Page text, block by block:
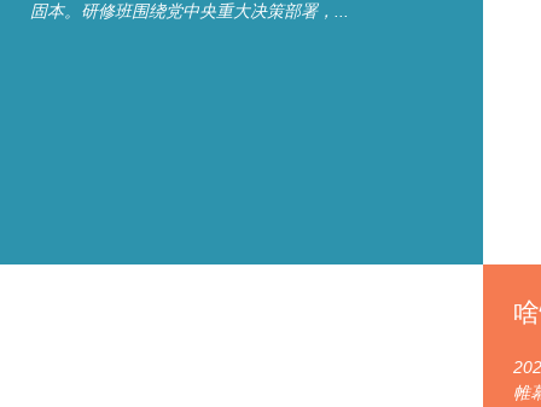
固本。研修班围绕党中央重大决策部署，...
帷